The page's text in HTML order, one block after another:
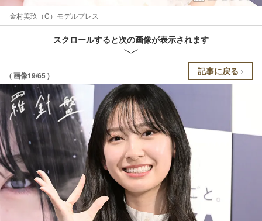
金村美玖（C）モデルプレス
スクロールすると次の画像が表示されます
( 画像19/65 ) 記事に戻る